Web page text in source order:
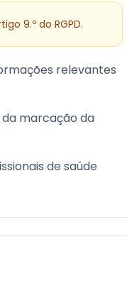
9.º do RGPD.
relevantes
marcação da
de saúde